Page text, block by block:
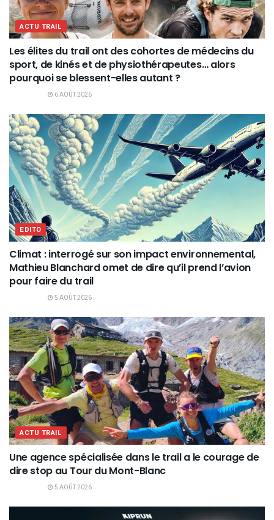
ACTU TRAIL
Les élites du trail ont des cohortes de médecins du
sport, de kinés et de physiothérapeutes… alors
pourquoi se blessent-elles autant ?
6 AOÛT 2026
EDITO
Climat : interrogé sur son impact environnemental,
Mathieu Blanchard omet de dire qu’il prend l’avion
pour faire du trail
5 AOÛT 2026
ACTU TRAIL
Une agence spécialisée dans le trail a le courage de
dire stop au Tour du Mont-Blanc
5 AOÛT 2026